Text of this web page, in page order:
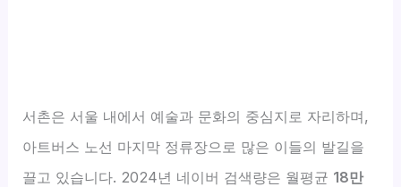
서촌은 서울 내에서 예술과 문화의 중심지로 자리하며,
아트버스 노선 마지막 정류장으로 많은 이들의 발길을
끌고 있습니다. 2024년 네이버 검색량은 월평균 18만